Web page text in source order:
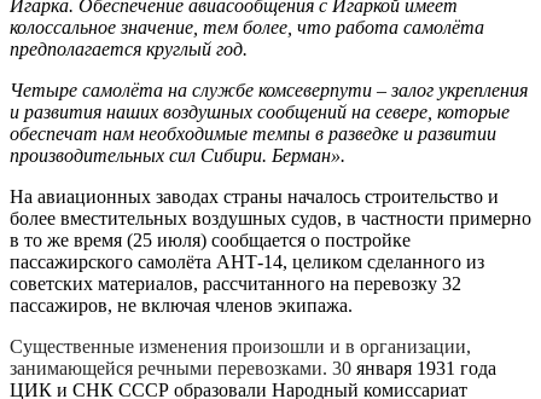
Игарка. Обеспечение авиасообщения с Игаркой имеет
колоссальное значение, тем более, что работа самолёта
предполагается круглый год.
Четыре самолёта на службе комсеверпути – залог укрепления
и развития наших воздушных сообщений на севере, которые
обеспечат нам необходимые темпы в разведке и развитии
производительных сил Сибири. Берман».
На авиационных заводах страны началось строительство и
более вместительных воздушных судов, в частности примерно
в то же время (25 июля) сообщается о постройке
пассажирского самолёта АНТ-14, целиком сделанного из
советских материалов, рассчитанного на перевозку 32
пассажиров, не включая членов экипажа.
Существенные изменения произошли и в организации,
занимающейся речными перевозками. 30 января 1931 года
ЦИК и СНК СССР образовали Народный комиссариат